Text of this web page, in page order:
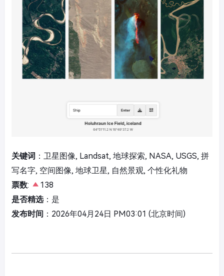
关键词 ：卫星图像, Landsat, 地球探索, NASA, USGS, 拼
写名字, 空间图像, 地球卫星, 自然景观, 个性化礼物
票数:
138
是否精选：是
发布时间 ：2026年04月24日 PM03:01 (北京时间)